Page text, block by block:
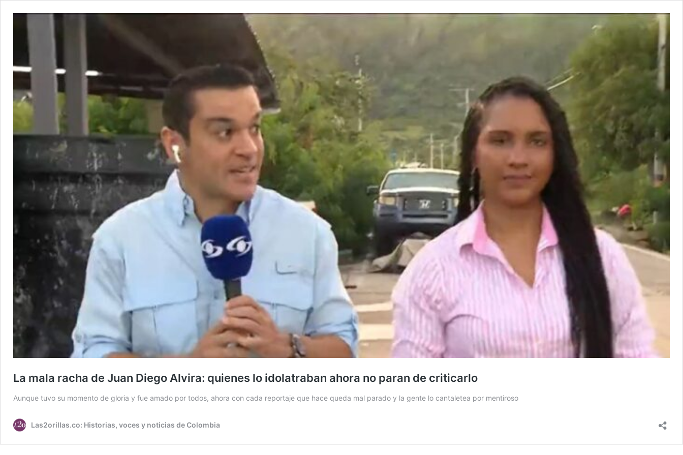
La mala racha de Juan Diego Alvira: quienes lo idolatraban ahora no paran de criticarlo
Aunque tuvo su momento de gloria y fue amado por todos, ahora con cada reportaje que hace queda mal parado y la gente lo cantaletea por mentiroso
Las2orillas.co: Historias, voces y noticias de Colombia